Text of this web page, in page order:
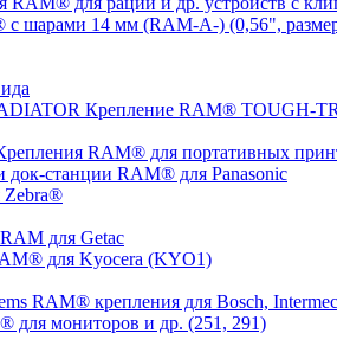
с шарами 14 мм (RAM-A-) (0,56",
Крепление RAM® TOUGH-
RAM® для портативных
док-станции RAM® для Panasonic
Zebra®
для Getac
для Kyocera (KYO1)
RAM® крепления для Bosch,
для мониторов и др. (251, 291)